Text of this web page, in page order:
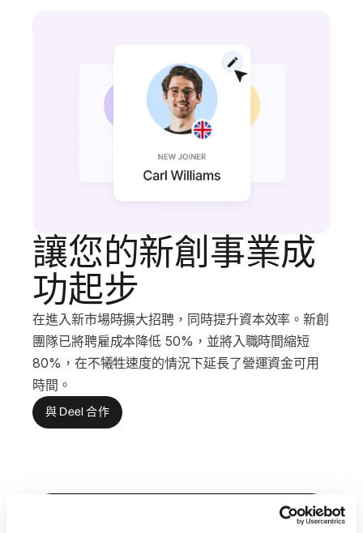
讓您的新創事業成
功起步
在進入新市場時擴大招聘，同時提升資本效率。新創
團隊已將聘雇成本降低 50%，並將入職時間縮短
80%，在不犧牲速度的情況下延長了營運資金可用
時間。
與 Deel 合作